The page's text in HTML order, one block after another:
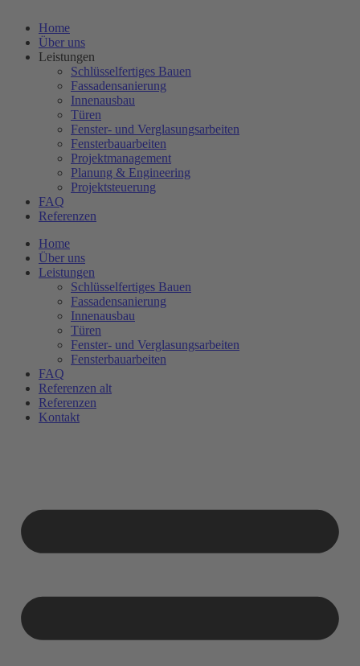
Home
Über uns
Leistungen
Schlüsselfertiges Bauen
Fassadensanierung
Innenausbau
Türen
Fenster- und Verglasungsarbeiten
Fensterbauarbeiten
Projektmanagement
Planung & Engineering
Projektsteuerung
FAQ
Referenzen
Home
Über uns
Leistungen
Schlüsselfertiges Bauen
Fassadensanierung
Innenausbau
Türen
Fenster- und Verglasungsarbeiten
Fensterbauarbeiten
FAQ
Referenzen alt
Referenzen
Kontakt